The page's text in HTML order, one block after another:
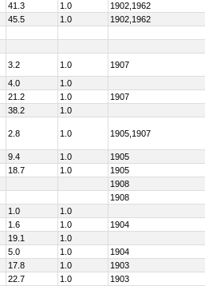
41.3 1.0
1902,1962
45.5 1.0
1902,1962
3.2 1.0
1907
4.0
1.0
21.2 1.0
1907
38.2
1.0
2.8 1.0 1905,1907
9.4 1.0
1905
18.7 1.0
1905
1908
1908
1.0
1.0
1.6 1.0
1904
19.1
1.0
5.0 1.0
1904
17.8 1.0
1903
22.7 1.0
1903